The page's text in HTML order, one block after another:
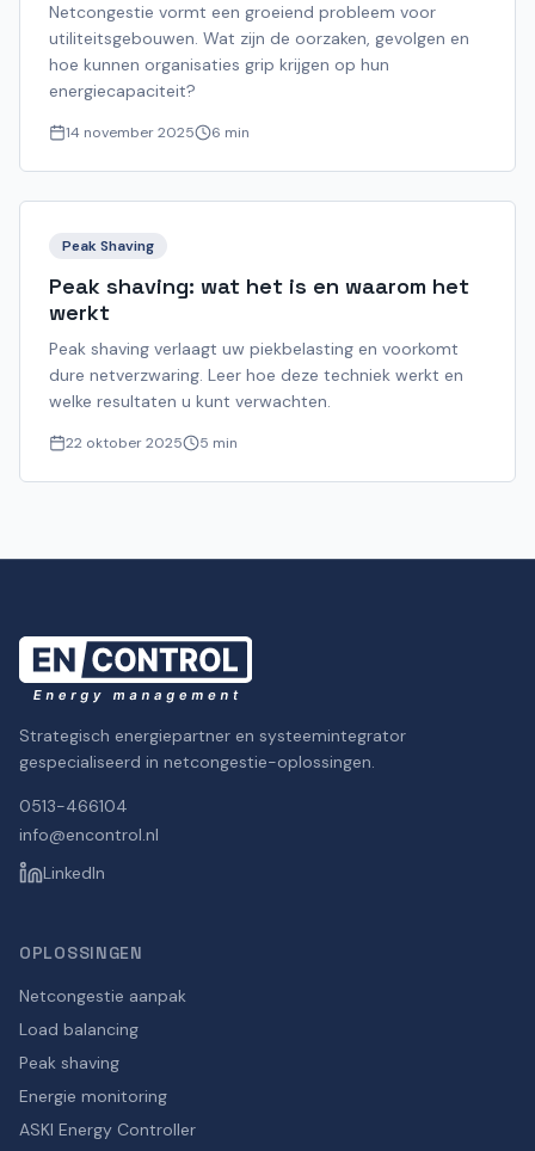
Netcongestie vormt een groeiend probleem voor
utiliteitsgebouwen. Wat zijn de oorzaken, gevolgen en
hoe kunnen organisaties grip krijgen op hun
energiecapaciteit?
14 november 2025 6 min
Peak Shaving
Peak shaving: wat het is en waarom het
werkt
Peak shaving verlaagt uw piekbelasting en voorkomt
dure netverzwaring. Leer hoe deze techniek werkt en
welke resultaten u kunt verwachten.
22 oktober 2025 5 min
Strategisch energiepartner en systeemintegrator
gespecialiseerd in netcongestie-oplossingen.
0513-466104
info@encontrol.nl
LinkedIn
OPLOSSINGEN
Netcongestie aanpak
Load balancing
Peak shaving
Energie monitoring
ASKI Energy Controller